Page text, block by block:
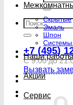
Искать:
+7 (495)
С 9:00 до
Вызвать
Скрытые
Эмаль
Шпон
Системы
Наши работы
Акции
Сервис